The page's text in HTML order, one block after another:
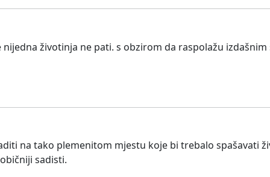
životinja ne pati. s obzirom da raspolažu
na tako plemenitom mjestu koje bi trebalo spašavati
sadisti.